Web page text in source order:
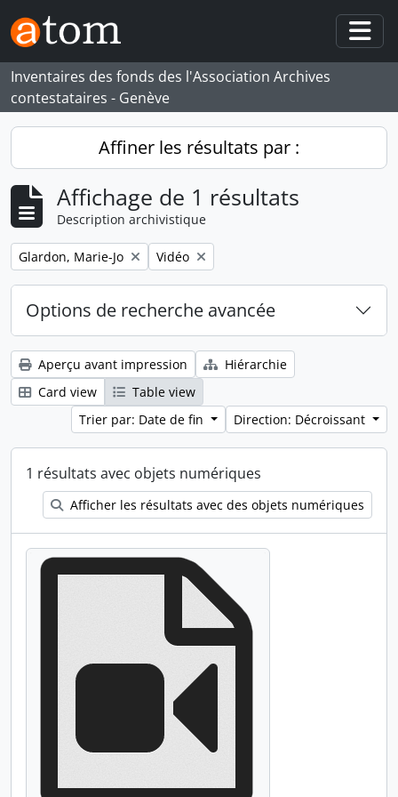
Skip to main content
Inventaires des fonds des l'Association Archives
contestataires - Genève
Affiner les résultats par :
Affichage de 1 résultats
Description archivistique
Remove filter:
Glardon, Marie-Jo Remove filter:
Vidéo
Options de recherche avancée
Aperçu avant impression
Hiérarchie
Card view
Table view
Trier par: Date de fin
Direction: Décroissant
1 résultats avec objets numériques
Afficher les résultats avec des objets numériques